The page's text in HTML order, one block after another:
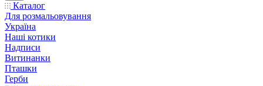
Каталог
Для розмальовування
Україна
Наші котики
Надписи
Витинанки
Пташки
Герби